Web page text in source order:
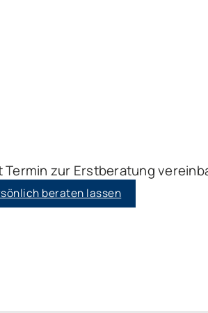
zur Erstberatung
beraten lassen